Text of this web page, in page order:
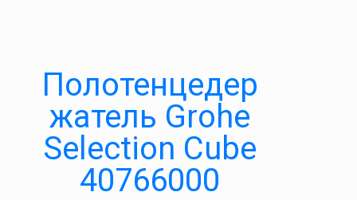
Полотенцедер
жатель Grohe
Selection Cube
40766000